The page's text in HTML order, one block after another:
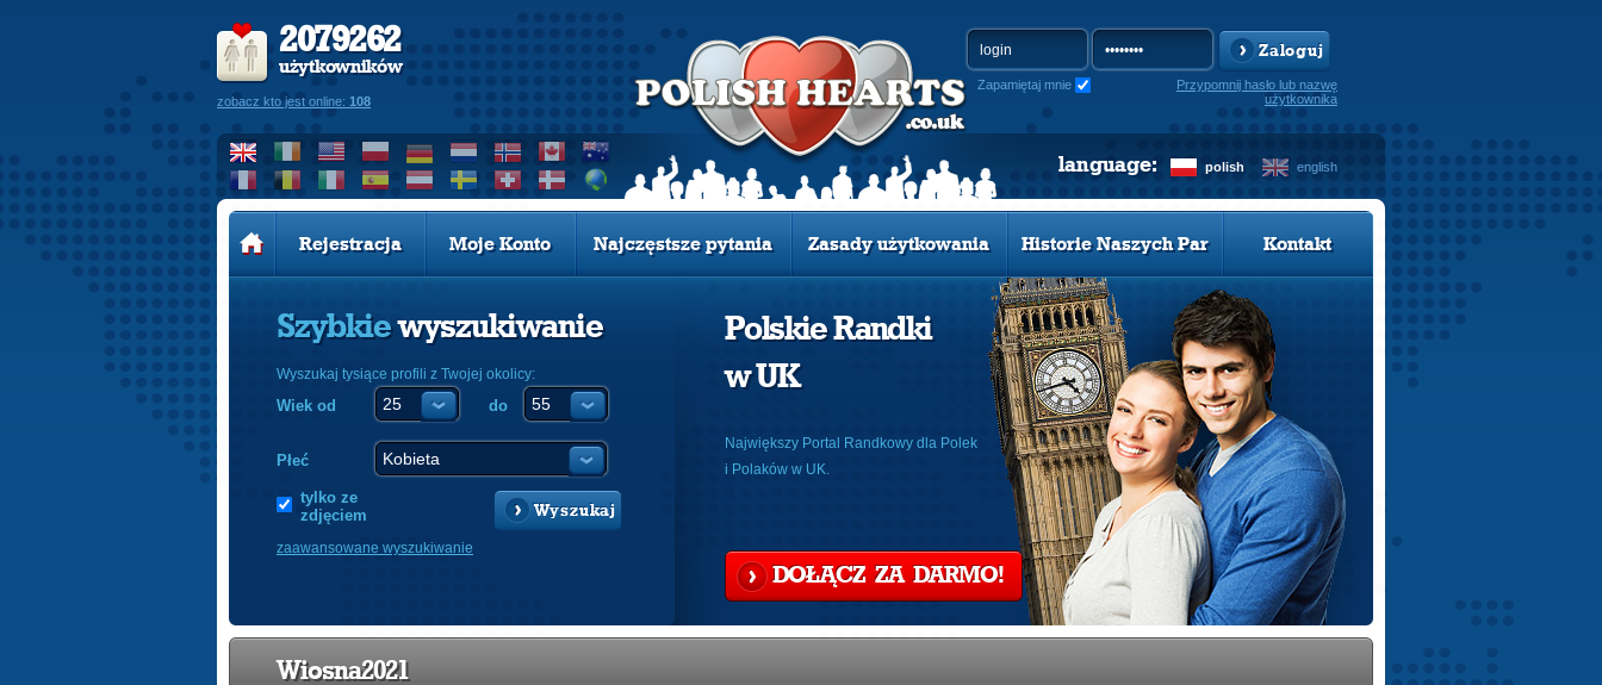
2079262
użytkowników
zobacz kto jest online: 108
Zaloguj
Zapamiętaj mnie
Przypomnij hasło lub nazwę
użytkownika
polish english
language:
Rejestracja Moje Konto Najczęstsze pytania Zasady użytkowania Historie Naszych Par Kontakt
Szybkiewyszukiwanie
Wyszukaj tysiące profili z Twojej okolicy:
Wiek od do
Płeć
tylko ze
zdjęciem
Wyszukaj
zaawansowane wyszukiwanie
Polskie Randki
w UK
Największy Portal Randkowy dla Polek
i Polaków w UK.
DOŁĄCZ ZA DARMO!
Wiosna2021